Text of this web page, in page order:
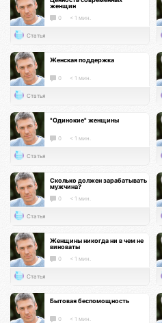
женщин
0 < 1 мин.
Статья
Женская поддержка
0 < 1 мин.
Статья
"Одинокие" женщины
0 < 1 мин.
Статья
Сколько должен зарабатывать
мужчина?
0 < 1 мин.
Статья
Женщины никогда ни в чем не
виноваты
0 < 1 мин.
Статья
Бытовая беспомощность
0 < 1 мин.